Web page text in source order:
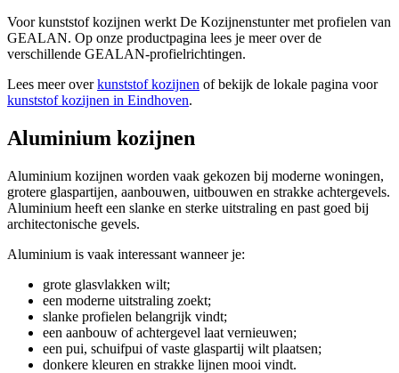
Voor kunststof kozijnen werkt De Kozijnenstunter met profielen van
GEALAN. Op onze productpagina lees je meer over de
verschillende GEALAN-profielrichtingen.
Lees meer overkunststof kozijnen of bekijk de lokale pagina voor
kunststof kozijnen in Eindhoven.
Aluminium kozijnen
Aluminium kozijnen worden vaak gekozen bij moderne woningen,
grotere glaspartijen, aanbouwen, uitbouwen en strakke achtergevels.
Aluminium heeft een slanke en sterke uitstraling en past goed bij
architectonische gevels.
Aluminium is vaak interessant wanneer je:
grote glasvlakken wilt;
een moderne uitstraling zoekt;
slanke profielen belangrijk vindt;
een aanbouw of achtergevel laat vernieuwen;
een pui, schuifpui of vaste glaspartij wilt plaatsen;
donkere kleuren en strakke lijnen mooi vindt.